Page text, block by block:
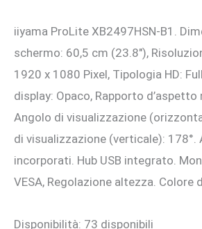
originale
era:
248,93 €.
attuale
è:
230,00 €.
iiyama ProLite XB2497HSN-B1.
schermo: 60,5 cm (23.8″),
1920 x 1080 Pixel, Tipologia HD:
display: Opaco, Rapporto d’aspetto
Angolo di visualizzazione
di visualizzazione (verticale): 178°.
incorporati. Hub USB integrato.
VESA, Regolazione altezza. Colore
Disponibilità: 73 disponibili